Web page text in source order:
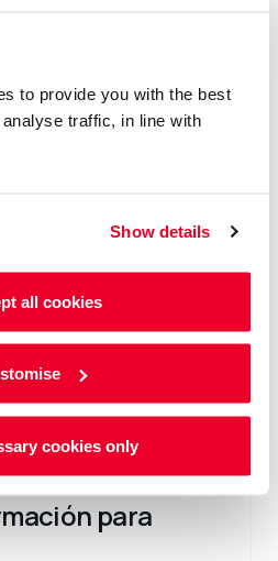
to provide you with the best
traffic, in line with
Show details
all cookies
cookies only
sistema telemático
del mercado.
de
para